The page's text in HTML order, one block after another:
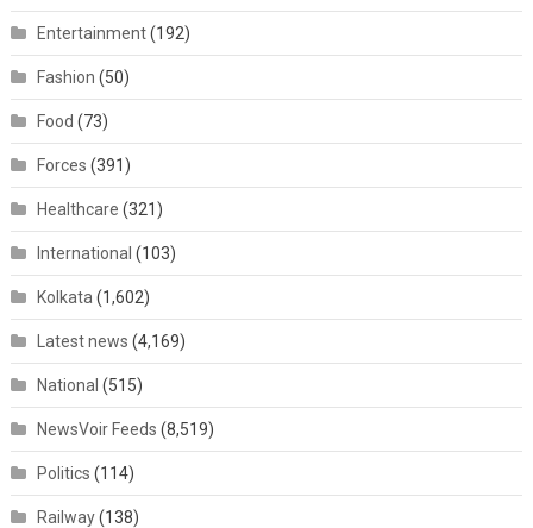
Entertainment(192)
Fashion (50)
Food (73)
Forces (391)
Healthcare (321)
International (103)
Kolkata (1,602)
Latest news (4,169)
National (515)
NewsVoir Feeds (8,519)
Politics (114)
Railway(138)